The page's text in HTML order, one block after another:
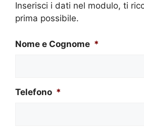
Inserisci i dati nel modulo, ti
prima possibile.
Nome e Cognome *
Telefono *